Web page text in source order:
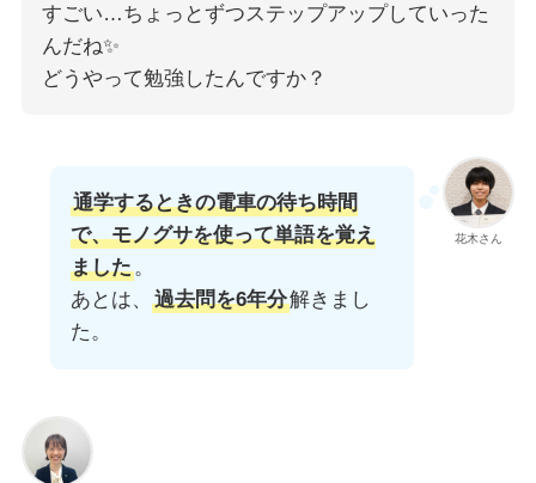
すごい…ちょっとずつステップアップしていった
んだね✨
どうやって勉強したんですか？
花木さん
通学するときの電車の待ち時間
で、モノグサを使って単語を覚え
ました。
あとは、
過去問を6年分解きまし
た。